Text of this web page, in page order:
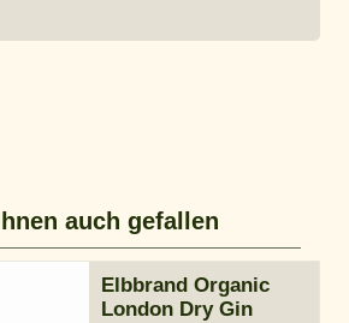
auch gefallen
Elbbrand Organic
London Dry Gin